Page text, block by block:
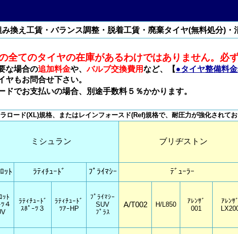
換え工賃・バランス調整・脱着工賃・廃棄タイヤ(無料処分)
全てのタイヤの在庫があるわけではありません。必
な場合の追加料金や、バルブ交換費用など、【●タイヤ整備料
もお問合せ下さい。
でお支払いの場合、別途手数料５％かかります。
ロード(XL)規格、またはレインフォースド(Ref)規格で、耐圧力が強化されて
ミシュラン ブリヂストン
ｯﾄ ﾗﾃｨﾁｭｰﾄﾞ ﾌﾟﾗｲﾏｼｰ ﾃﾞｭｰﾗｰ
ｯﾄ
４
ﾗﾃｨﾁｭｰﾄﾞ
ｽﾎﾟｰﾂ３
ﾗﾃｨﾁｭｰﾄﾞ
ﾂｱｰHP
ﾌﾟﾗｲﾏｼｰ
SUV
ﾌﾟﾗｽ
A/T002 H/L850
ｱﾚﾝｻﾞ
001
ｱﾚﾝｻﾞ